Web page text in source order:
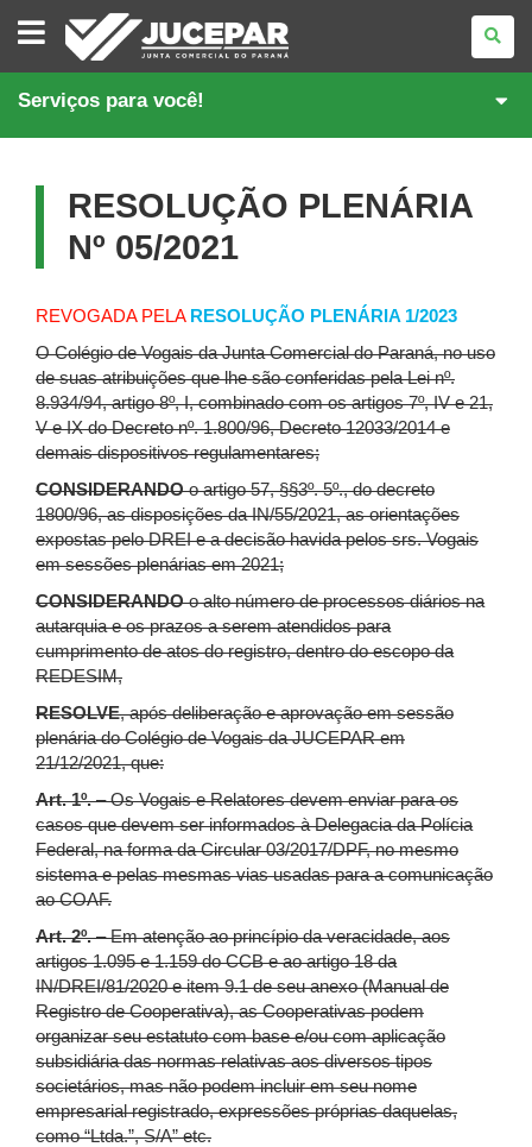
JUNTA
COMERCIAL
DO
PARANÁ
Serviços para você!
RESOLUÇÃO PLENÁRIA
Nº 05/2021
REVOGADA PELA RESOLUÇÃO PLENÁRIA 1/2023
O Colégio de Vogais da Junta Comercial do Paraná, no uso
de suas atribuições que lhe são conferidas pela Lei nº.
8.934/94, artigo 8º, I, combinado com os artigos 7º, IV e 21,
V e IX do Decreto nº. 1.800/96, Decreto 12033/2014 e
demais dispositivos regulamentares;
CONSIDERANDOo artigo 57, §§3º. 5º., do decreto
1800/96, as disposições da IN/55/2021, as orientações
expostas pelo DREI e a decisão havida pelos srs. Vogais
em sessões plenárias em 2021;
CONSIDERANDOo alto número de processos diários na
autarquia e os prazos a serem atendidos para
cumprimento de atos do registro, dentro do escopo da
REDESIM,
RESOLVE, após deliberação e aprovação em sessão
plenária do Colégio de Vogais da JUCEPAR em
21/12/2021, que:
Art. 1º.– Os Vogais e Relatores devem enviar para os
casos que devem ser informados à Delegacia da Polícia
Federal, na forma da Circular 03/2017/DPF, no mesmo
sistema e pelas mesmas vias usadas para a comunicação
ao COAF.
Art. 2º.– Em atenção ao princípio da veracidade, aos
artigos 1.095 e 1.159 do CCB e ao artigo 18 da
IN/DREI/81/2020 e item 9.1 de seu anexo (Manual de
Registro de Cooperativa), as Cooperativas podem
organizar seu estatuto com base e/ou com aplicação
subsidiária das normas relativas aos diversos tipos
societários, mas não podem incluir em seu nome
empresarial registrado, expressões próprias daquelas,
como “Ltda.”, S/A” etc.